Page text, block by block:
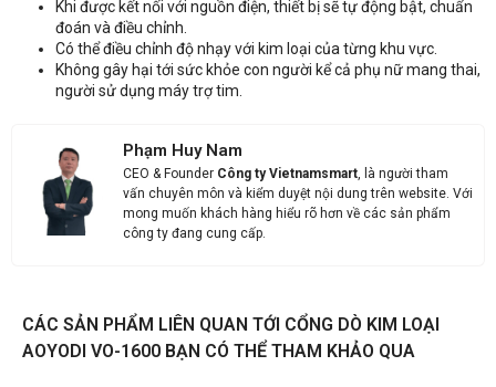
Khi được kết nối với nguồn điện, thiết bị sẽ tự động bật, chuẩn
đoán và điều chỉnh.
Có thể điều chỉnh độ nhạy với kim loại của từng khu vực.
Không gây hại tới sức khỏe con người kể cả phụ nữ mang thai,
người sử dụng máy trợ tim.
Phạm Huy Nam
CEO & Founder Công ty Vietnamsmart , là người tham
vấn chuyên môn và kiểm duyệt nội dung trên website. Với
mong muốn khách hàng hiểu rõ hơn về các sản phẩm
công ty đang cung cấp.
CÁC SẢN PHẨM LIÊN QUAN TỚI CỔNG DÒ KIM LOẠI
AOYODI VO-1600 BẠN CÓ THỂ THAM KHẢO QUA